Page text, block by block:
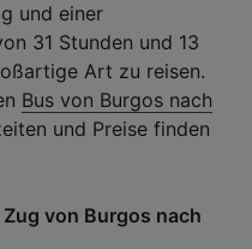
und einer
31 Stunden und 13
Art zu reisen.
Bus von Burgos nach
und Preise finden
von Burgos nach